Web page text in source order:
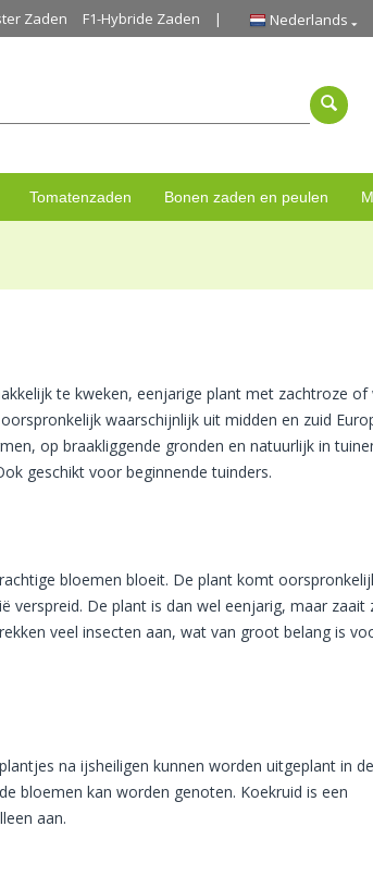
Zaden F1-Hybride Zaden Nederlands
Tomatenzaden Bonen zaden en peulen
te kweken, eenjarige plant met zachtroze
waarschijnlijk uit midden en zuid
op braakliggende gronden en natuurlijk in
geschikt voor beginnende tuinders.
bloemen bloeit. De plant komt
verspreid. De plant is dan wel eenjarig, maar zaait
veel insecten aan, wat van groot belang is
na ijsheiligen kunnen worden uitgeplant in
bloemen kan worden genoten. Koekruid is een
aan.